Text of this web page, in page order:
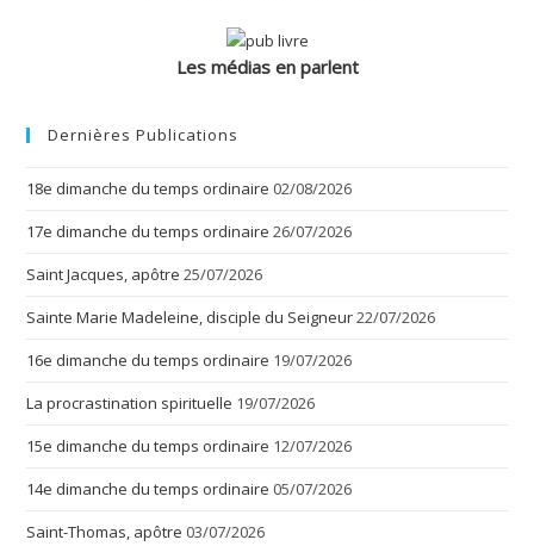
Les médias en parlent
Dernières Publications
18e dimanche du temps ordinaire 02/08/2026
17e dimanche du temps ordinaire 26/07/2026
Saint Jacques, apôtre 25/07/2026
Sainte Marie Madeleine, disciple du Seigneur22/07/2026
16e dimanche du temps ordinaire 19/07/2026
La procrastination spirituelle 19/07/2026
15e dimanche du temps ordinaire 12/07/2026
14e dimanche du temps ordinaire 05/07/2026
Saint-Thomas, apôtre 03/07/2026